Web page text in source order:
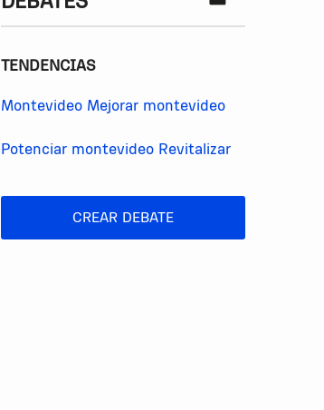
TENDENCIAS
Montevideo Mejorar montevideo
Potenciar montevideo Revitalizar
CREAR DEBATE